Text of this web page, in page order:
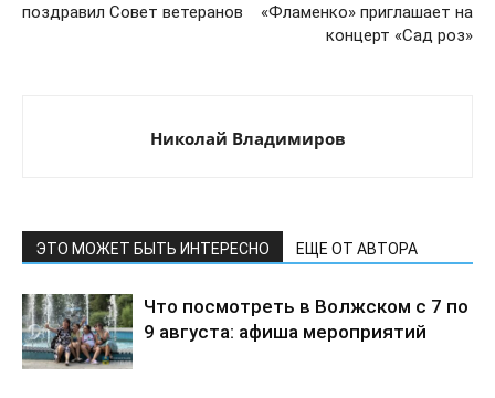
поздравил Совет ветеранов
«Фламенко» приглашает на
концерт «Сад роз»
Николай Владимиров
ЭТО МОЖЕТ БЫТЬ ИНТЕРЕСНО ЕЩЕ ОТ АВТОРА
Что посмотреть в Волжском с 7 по
9 августа: афиша мероприятий